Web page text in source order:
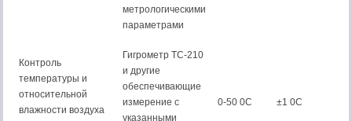
метрологическими
параметрами
Контроль
температуры и
относительной
влажности воздуха
Гигрометр ТС-210
и другие
обеспечивающие
измерение с
указанными
0-50 0С ±1 0С